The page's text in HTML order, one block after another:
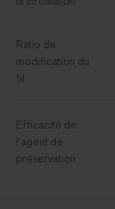
Ratio de
modification du
fil
Efficacité de
l'agent de
préservation